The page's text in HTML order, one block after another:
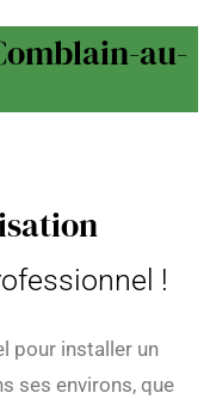
au-
!
pour installer un
ses environs, que